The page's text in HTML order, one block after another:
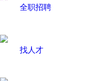
全职招聘
找人才